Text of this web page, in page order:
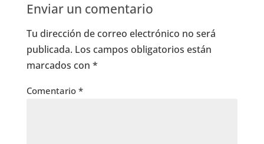
Enviar un comentario
Tu dirección de correo electrónico no será
publicada. Los campos obligatorios están
marcados con *
Comentario *